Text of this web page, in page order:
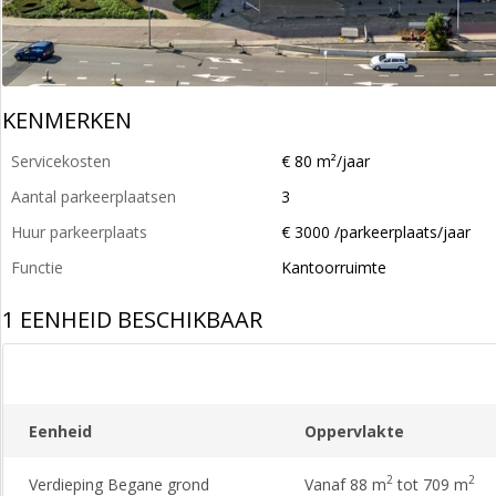
KENMERKEN
Servicekosten
€ 80 m²/jaar
Aantal parkeerplaatsen
3
Huur parkeerplaats
€ 3000 /parkeerplaats/jaar
Functie
Kantoorruimte
1 EENHEID BESCHIKBAAR
Eenheid Oppervlakte
Verdieping Begane grond Vanaf 88 m2tot 709 m2